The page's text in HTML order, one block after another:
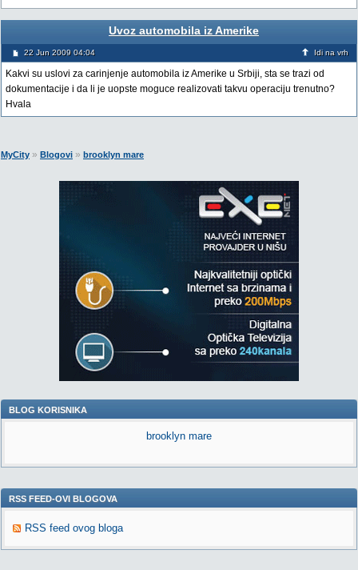
Uvoz automobila iz Amerike
22 Jun 2009 04:04 Idi na vrh
Kakvi su uslovi za carinjenje automobila iz Amerike u Srbiji, sta se trazi od
dokumentacije i da li je uopste moguce realizovati takvu operaciju trenutno?
Hvala
MyCity » Blogovi » brooklyn mare
BLOG KORISNIKA
brooklyn mare
RSS FEED-OVI BLOGOVA
RSS feed ovog bloga